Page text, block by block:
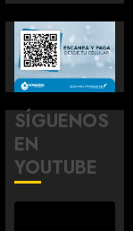
SÍGUENOS
EN
YOUTUBE